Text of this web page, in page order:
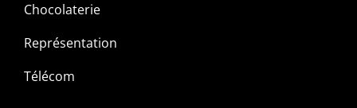
Chocolaterie
Représentation
Télécom